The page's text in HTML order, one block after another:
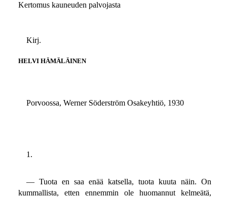
Kertomus kauneuden palvojasta
Kirj.
HELVI HÄMÄLÄINEN
Porvoossa, Werner Söderström Osakeyhtiö, 1930
1.
— Tuota en saa enää katsella, tuota kuuta näin. On
kummallista, etten ennemmin ole huomannut kelmeätä,